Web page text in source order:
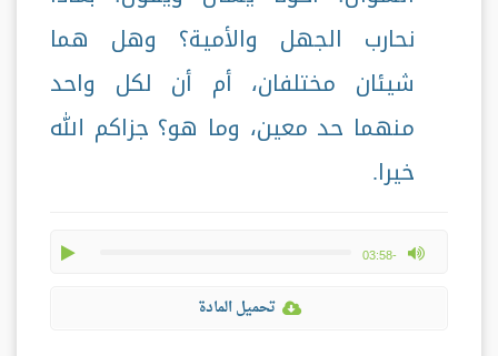
نحارب الجهل والأمية؟ وهل هما
شيئان مختلفان، أم أن لكل واحد
منهما حد معين، وما هو؟ جزاكم الله
خيرا.
-03:58
max volume
تحميل المادة